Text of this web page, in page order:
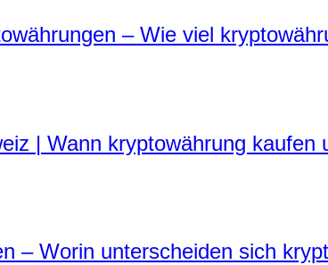
– Wie viel
| Wann kryptowährung kaufen
– Worin unterscheiden sich